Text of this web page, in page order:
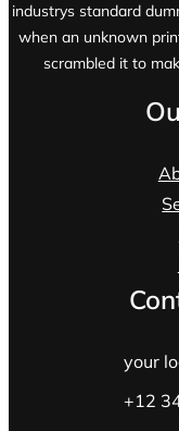
industrys standard
when an unknown
scrambled it to
your
+12